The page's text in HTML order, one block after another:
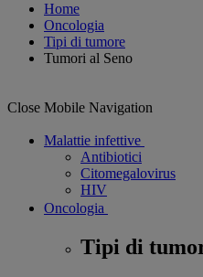
Home
Oncologia
Tipi di tumore
Tumori al Seno
Close Mobile Navigation
Malattie infettive
Antibiotici
Citomegalovirus
HIV
Oncologia
Tipi di